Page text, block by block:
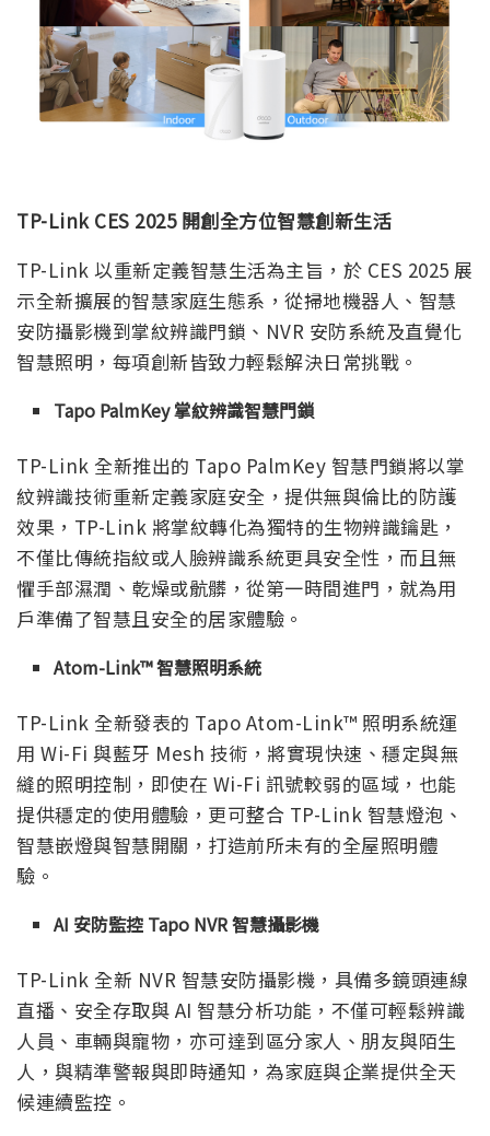
TP-Link CES 2025 開創全方位智慧創新生活
TP-Link 以重新定義智慧生活為主旨，於 CES 2025 展
示全新擴展的智慧家庭生態系，從掃地機器人、智慧
安防攝影機到掌紋辨識門鎖、NVR 安防系統及直覺化
智慧照明，每項創新皆致力輕鬆解決日常挑戰。
Tapo PalmKey 掌紋辨識智慧門鎖
TP-Link 全新推出的 Tapo PalmKey 智慧門鎖將以掌
紋辨識技術重新定義家庭安全，提供無與倫比的防護
效果，TP-Link 將掌紋轉化為獨特的生物辨識鑰匙，
不僅比傳統指紋或人臉辨識系統更具安全性，而且無
懼手部濕潤、乾燥或骯髒，從第一時間進門，就為用
戶準備了智慧且安全的居家體驗。
Atom-Link™ 智慧照明系統
TP-Link 全新發表的 Tapo Atom-Link™ 照明系統運
用 Wi-Fi 與藍牙 Mesh 技術，將實現快速、穩定與無
縫的照明控制，即使在 Wi-Fi 訊號較弱的區域，也能
提供穩定的使用體驗，更可整合 TP-Link 智慧燈泡、
智慧嵌燈與智慧開關，打造前所未有的全屋照明體
驗。
AI 安防監控 Tapo NVR 智慧攝影機
TP-Link 全新 NVR 智慧安防攝影機，具備多鏡頭連線
直播、安全存取與 AI 智慧分析功能，不僅可輕鬆辨識
人員、車輛與寵物，亦可達到區分家人、朋友與陌生
人，與精準警報與即時通知，為家庭與企業提供全天
候連續監控。